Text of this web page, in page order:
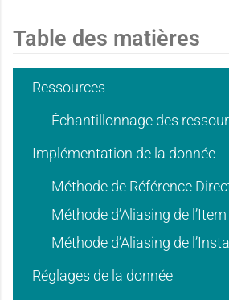
'
u
s
e
d
'
Table des matières
Ressources
Échantillonnage des
Implémentation de la donnée
Méthode de Référence
Méthode d’Aliasing de l’Item
Méthode d’Aliasing de
Réglages de la donnée